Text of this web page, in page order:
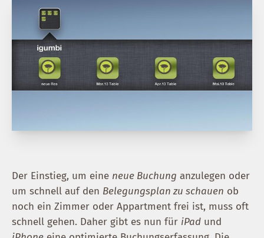
Der Einstieg, um eine neue Buchung anzulegen oder
um schnell auf den Belegungsplan zu schauen ob
noch ein Zimmer oder Appartment frei ist, muss oft
schnell gehen. Daher gibt es nun für iPad und